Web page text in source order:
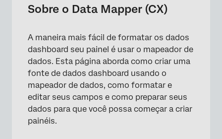
Criação de um novo conjunto de dados do
Adicionando novos campos
Mapeamento e desmapeamento de campos
Gerenciamento de várias fontes
Exclusão de campos
Dados derivados
Sobre o Data Mapper (CX)
A maneira mais fácil de formatar os dados
dashboard seu painel é usar o mapeador de
dados. Esta página aborda como criar uma
fonte de dados dashboard usando o
mapeador de dados, como formatar e
editar seus campos e como preparar seus
dados para que você possa começar a criar
painéis.